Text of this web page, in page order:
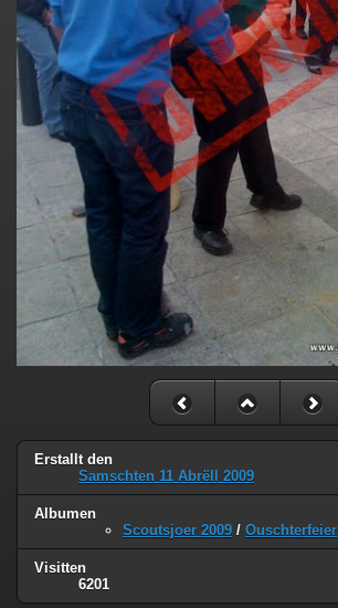
Erstallt den
Samschten 11 Abrëll 2009
Albumen
Scoutsjoer 2009 / Ouschterfeier
Visitten
6201